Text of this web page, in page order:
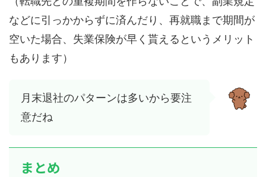
などに引っかからずに済んだり、再就職まで期間が
空いた場合、失業保険が早く貰えるというメリット
もあります）
月末退社のパターンは多いから要注
意だね
まとめ